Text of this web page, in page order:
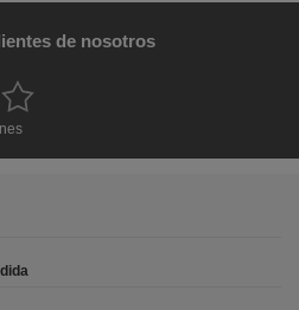
de nosotros